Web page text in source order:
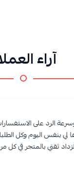
آراء
الرد على
بنفس اليوم وكل
ثقتي بالمتجر في كل